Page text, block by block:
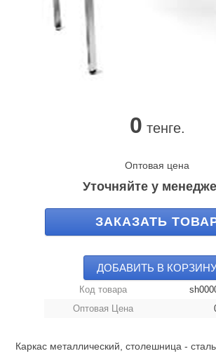
0 тенге.
Оптовая цена
Уточняйте у
ЗАКАЗАТЬ
ДОБАВИТЬ В
Код товара
Оптовая Цена
Каркас металлический, столешница -